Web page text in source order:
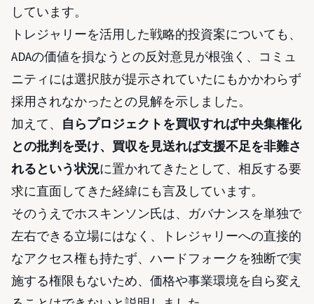
しています。
トレジャリーを活用した戦略的投資案についても、
ADAの価値を損なうとの反対意見が根強く、コミュ
ニティには選択肢が提示されていたにもかかわらず
採用されなかったとの見解を示しました。
加えて、 自らプロジェクトを買収すれば中央集権化
との批判を受け、買収を見送れば支援不足を非難さ
れるという状況に置かれてきたとして、相反する要
求に直面してきた経緯にも言及しています。
そのうえでホスキンソン氏は、ガバナンスを単独で
左右できる立場にはなく、トレジャリーへの直接的
なアクセス権も持たず、ハードフォークを独断で実
施する権限もないため、価格や事業環境を自ら変え